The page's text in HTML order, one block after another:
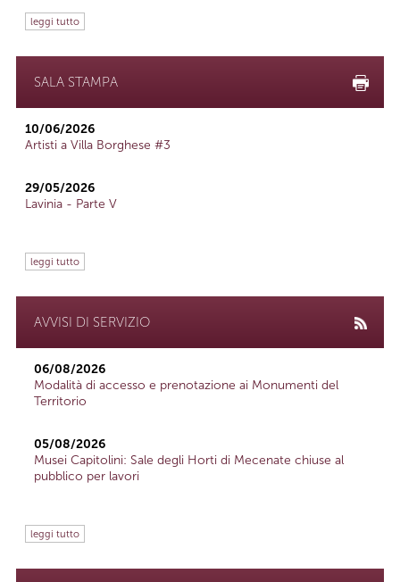
leggi tutto
SALA STAMPA
10/06/2026
Artisti a Villa Borghese #3
29/05/2026
Lavinia - Parte V
leggi tutto
AVVISI DI SERVIZIO
06/08/2026
Modalità di accesso e prenotazione ai Monumenti del
Territorio
05/08/2026
Musei Capitolini: Sale degli Horti di Mecenate chiuse al
pubblico per lavori
leggi tutto